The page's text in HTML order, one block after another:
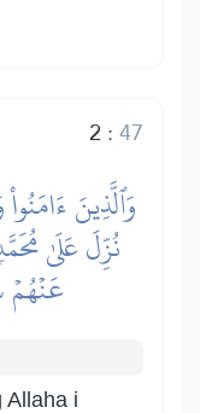
2 :47
وَٱلَّذِينَ
نُزِّلَ عَلَىٰ
عَنۡهُمۡ
Allaha i